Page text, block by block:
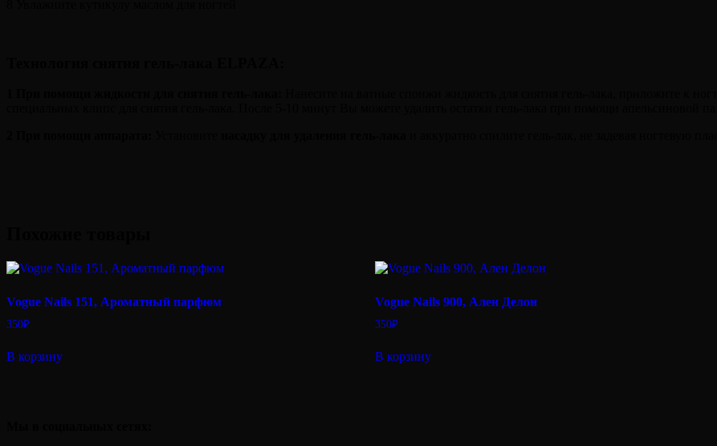
Vogue Nails 151, Ароматный парфюм
350₽
В корзину
Vogue Nails 900, Ален Делон
350₽
В корзину